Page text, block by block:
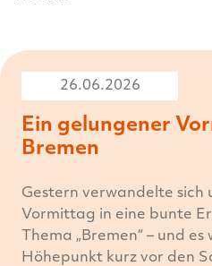
26.06.2026
Ein gelungener
Bremen
Gestern verwandelte sich
Vormittag in eine bunte
Thema „Bremen“ – und
Höhepunkt kurz vor den